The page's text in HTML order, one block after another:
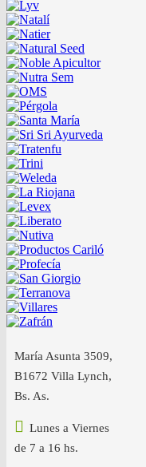
María Asunta 3509,
B1672 Villa Lynch,
Bs. As.
Lunes a Viernes
de 7 a 16 hs.